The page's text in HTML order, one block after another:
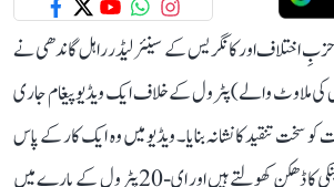
حزبِ اختلاف اور کانگریس کے سینئر لیڈر راہل گاندھی نے
ایتھنول کی ملاوٹ والے) پٹرول کے خلاف ایک ویڈیو پیغام جاری
تنقید کا نشانہ بنایا۔ ویڈیو میں وہ ایک کار کے پاس
جاتے ہیں، اس کی پٹرول ٹینکی کا ڈھکن کھولتے ہیں اور ای-20 پٹرول کے بارے میں